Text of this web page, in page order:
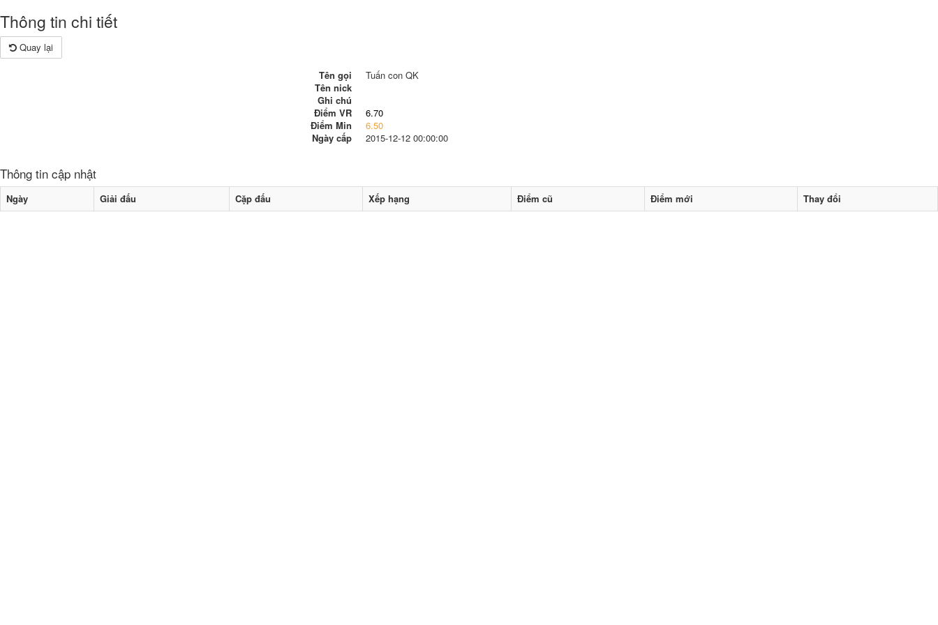
Thông tin chi tiết
Quay lại
Tên gọi
Tuấn con QK
Tên nick
Ghi chú
Điểm VR
6.70
Điểm Min
6.50
Ngày cấp
2015-12-12 00:00:00
Thông tin cập nhật
Ngày Giải đấu Cặp đấu Xếp hạng Điểm cũ Điểm mới Thay đổi